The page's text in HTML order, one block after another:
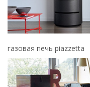
газовая печь piazzetta